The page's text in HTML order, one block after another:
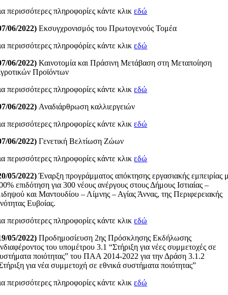
περισσότερες πληροφορίες κάντε κλικεδώ
06/2022) Εκσυγχρονισμός του Πρωτογενούς Τομέα
περισσότερες πληροφόρίες κάντε κλικεδώ
06/2022) Καινοτομία και Πράσινη Μετάβαση στη Μεταποίηση
Προϊόντων
περισσότερες πληροφορίες κάντε κλικεδώ
06/2022) Αναδιάρθρωση καλλιεργειών
περισσότερες πληροφορίες κάντε κλικεδώ
06/2022) Γενετική Βελτίωση Ζώων
περισσότερες πληροφορίες κάντε κλικεδώ
05/2022)Έναρξη προγράμματος απόκτησης εργασιακής εμπειρίας
επιδότηση για 300 νέους ανέργους στους Δήμους Ιστιαίας –
και Μαντουδίου – Λίμνης – Αγίας Άννας, της Περιφερειακής
Ευβοίας.
περισσότερες πληροφορίες κάντε κλικεδώ
05/2022)Προδημοσίευση 2ης Πρόσκλησης Εκδήλωσης
του υπομέτρου 3.1 “Στήριξη για νέες συμμετοχές σε
ποιότητας” του ΠΑΑ 2014-2022 για την Δράση 3.1.2
για νέα συμμετοχή σε εθνικά συστήματα ποιότητας”
περισσότερες πληροφορίες κάντε κλικεδώ